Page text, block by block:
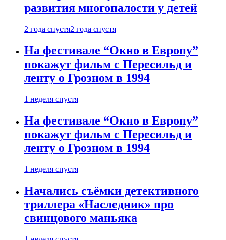
развития многопалости у детей
2 года спустя2 года спустя
На фестивале “Окно в Европу”
покажут фильм с Пересильд и
ленту о Грозном в 1994
1 неделя спустя
На фестивале “Окно в Европу”
покажут фильм с Пересильд и
ленту о Грозном в 1994
1 неделя спустя
Начались съёмки детективного
триллера «Наследник» про
свинцового маньяка